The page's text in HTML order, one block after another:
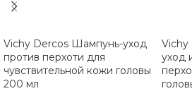
Vichy Dercos Шампунь-уход
против перхоти для
чувствительной кожи головы
200 мл
Vichy
уход